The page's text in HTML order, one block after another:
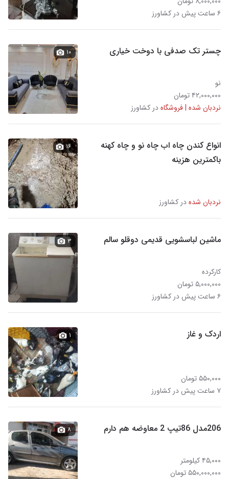
۶ ساعت پیش در کشاورز
چستر تک صدفی با دوخت خیاری
نو
۴۲,۰۰۰,۰۰۰ تومان
نردبان شده | فروشگاهدر کشاورز
۱۰
انواع کندن چاه اب چاه نو و چاه کهنه
باکمترین هزینه
نردبان شدهدر کشاورز
۱۶
ماشین لباسشویی قدیمی دوقلو سالم
کارکرده
۵,۰۰۰,۰۰۰ تومان
۶ ساعت پیش در کشاورز
۳
اردک و غاز
۵۵۰,۰۰۰ تومان
۷ ساعت پیش در کشاورز
۱
206مدل 86تیپ 2 معاوضه هم دارم
۴۵,۰۰۰ کیلومتر
۵۵۰,۰۰۰,۰۰۰ تومان
۸